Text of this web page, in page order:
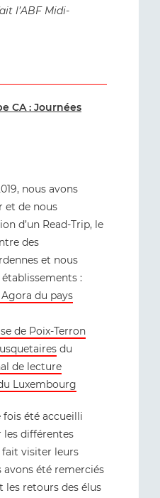
l’ABF Midi-
CA : Journées
nous avons
et de nous
d’un Read-Trip, le
des
et nous
:
du pays
de Poix-Terron
du
de lecture
Luxembourg
fois été accueilli
les différentes
visiter leurs
avons été remerciés
les retours des élus